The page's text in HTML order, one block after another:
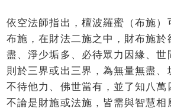
依空法師指出，檀波羅蜜（布施）
布施，在財法二施之中，財布施於
盡、淨少垢多、必待眾力因緣、世
則於三界或出三界，為無量無盡、
不待他力、佛世當有，並了知八萬
不論是財施或法施，皆需與智慧相